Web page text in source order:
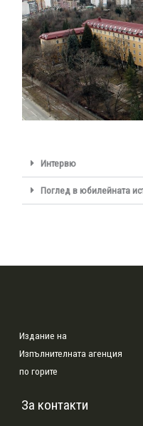
Интервю
Поглед в юбилейната
Издание на
Изпълнителната агенция
по горите
За контакти